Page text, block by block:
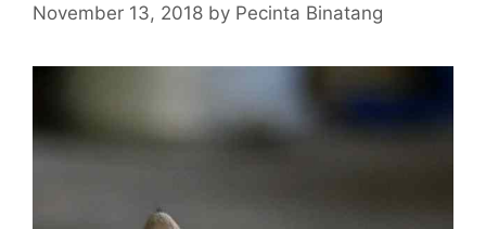
November 13, 2018 by Pecinta Binatang